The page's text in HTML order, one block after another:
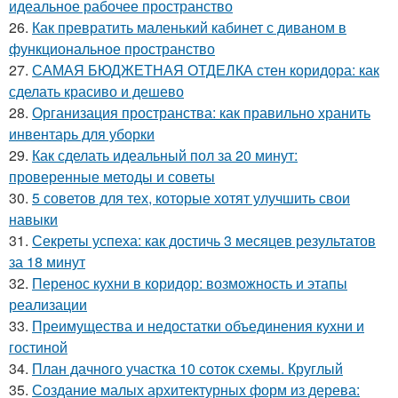
идеальное рабочее пространство
26. Как превратить маленький кабинет с диваном в
функциональное пространство
27. САМАЯ БЮДЖЕТНАЯ ОТДЕЛКА стен коридора: как
сделать красиво и дешево
28. Организация пространства: как правильно хранить
инвентарь для уборки
29. Как сделать идеальный пол за 20 минут:
проверенные методы и советы
30. 5 советов для тех, которые хотят улучшить свои
навыки
31. Секреты успеха: как достичь 3 месяцев результатов
за 18 минут
32. Перенос кухни в коридор: возможность и этапы
реализации
33. Преимущества и недостатки объединения кухни и
гостиной
34. План дачного участка 10 соток схемы. Круглый
35. Создание малых архитектурных форм из дерева: